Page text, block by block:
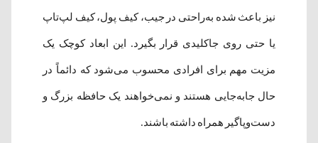
نیز باعث شده به‌راحتی در جیب، کیف پول، کیف لپ‌تاپ
یا حتی روی جاکلیدی قرار بگیرد. این ابعاد کوچک یک
مزیت مهم برای افرادی محسوب می‌شود که دائماً در
حال جابه‌جایی هستند و نمی‌خواهند یک حافظه بزرگ و
دست‌وپاگیر همراه داشته باشند.